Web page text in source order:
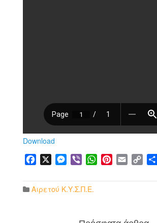
Download
Facebook Messenger
Viber WhatsApp
Pinterest
Email Copy
Αιρετού Κ.Υ.Σ.Π.Ε.